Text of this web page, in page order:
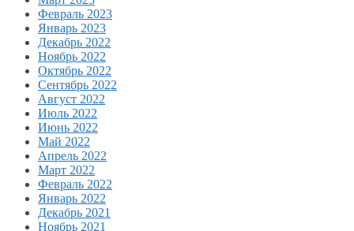
Февраль 2023
Январь 2023
Декабрь 2022
Ноябрь 2022
Октябрь 2022
Сентябрь 2022
Август 2022
Июль 2022
Июнь 2022
Май 2022
Апрель 2022
Март 2022
Февраль 2022
Январь 2022
Декабрь 2021
Ноябрь 2021